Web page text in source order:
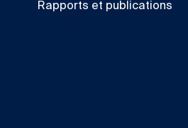
Rapports et publications